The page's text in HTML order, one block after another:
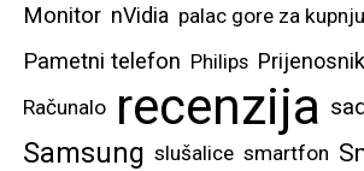
Monitor nVidia palac gore za kupnju
Pametni telefon Philips Prijenosnik
Računalo recenzija
Samsung slušalice smartfon